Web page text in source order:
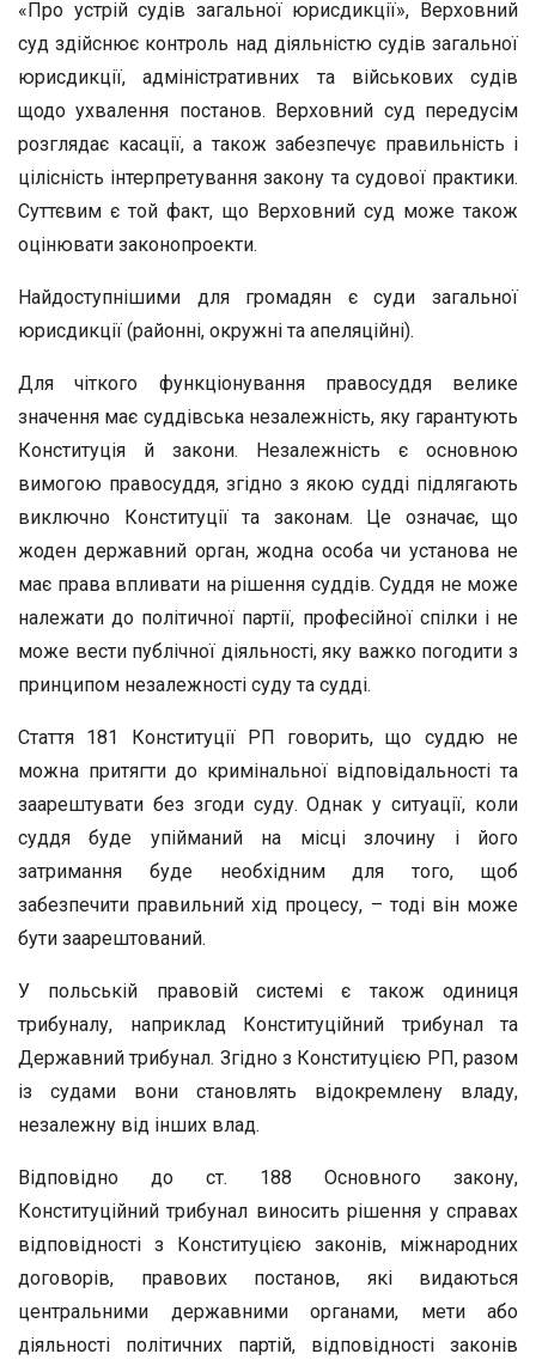
«Про устрій судів загальної юрисдикції», Верховний
суд здійснює контроль над діяльністю судів загальної
юрисдикції, адміністративних та військових судів
щодо ухвалення постанов. Верховний суд передусім
розглядає касації, а також забезпечує правильність і
цілісність інтерпретування закону та судової практики.
Суттєвим є той факт, що Верховний суд може також
оцінювати законопроекти.
Найдоступнішими для громадян є суди загальної
юрисдикції (районні, окружні та апеляційні).
Для чіткого функціонування правосуддя велике
значення має суддівська незалежність, яку гарантують
Конституція й закони. Незалежність є основною
вимогою правосуддя, згідно з якою судді підлягають
виключно Конституції та законам. Це означає, що
жоден державний орган, жодна особа чи установа не
має права впливати на рішення суддів. Суддя не може
належати до політичної партії, професійної спілки і не
може вести публічної діяльності, яку важко погодити з
принципом незалежності суду та судді.
Стаття 181 Конституції РП говорить, що суддю не
можна притягти до кримінальної відповідальності та
заарештувати без згоди суду. Однак у ситуації, коли
суддя буде упійманий на місці злочину і його
затримання буде необхідним для того, щоб
забезпечити правильний хід процесу, – тоді він може
бути заарештований.
У польській правовій системі є також одиниця
трибуналу, наприклад Конституційний трибунал та
Державний трибунал. Згідно з Конституцією РП, разом
із судами вони становлять відокремлену владу,
незалежну від інших влад.
Відповідно до ст. 188 Основного закону,
Конституційний трибунал виносить рішення у справах
відповідності з Конституцією законів, міжнародних
договорів, правових постанов, які видаються
центральними державними органами, мети або
діяльності політичних партій, відповідності законів